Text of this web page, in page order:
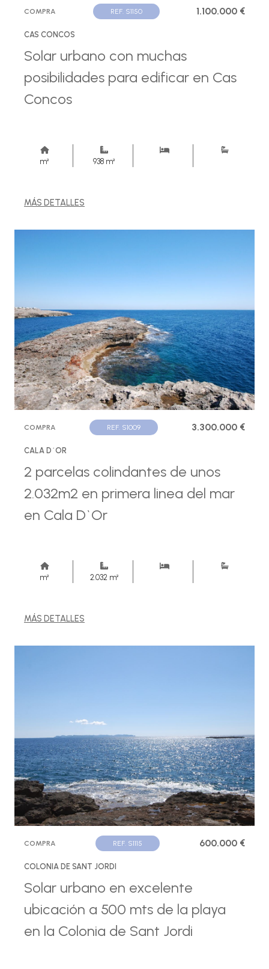
COMPRA REF. S1150 1.100.000 €
CAS CONCOS
Solar urbano con muchas
posibilidades para edificar en Cas
Concos
m² 938 m²
MÁS DETALLES
COMPRA REF. S1009 3.300.000 €
CALA D´OR
2 parcelas colindantes de unos
2.032m2 en primera linea del mar
en Cala D`Or
m² 2.032 m²
MÁS DETALLES
COMPRA REF. S1115 600.000 €
COLONIA DE SANT JORDI
Solar urbano en excelente
ubicación a 500 mts de la playa
en la Colonia de Sant Jordi